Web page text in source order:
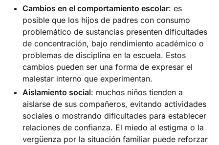
Cambios en el comportamiento escolar: es
posible que los hijos de padres con consumo
problemático de sustancias presenten dificultades
de concentración, bajo rendimiento académico o
problemas de disciplina en la escuela. Estos
cambios pueden ser una forma de expresar el
malestar interno que experimentan.
Aislamiento social: muchos niños tienden a
aislarse de sus compañeros, evitando actividades
sociales o mostrando dificultades para establecer
relaciones de confianza. El miedo al estigma o la
vergüenza por la situación familiar puede reforzar